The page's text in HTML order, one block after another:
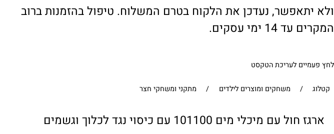
לחבילה אחת והמשלוח יהיה עבור חבילה אחת. במידה
נעדכן את הלקוח בטרם המשלוח. טיפול בהזמנות ברוב
עסקים.